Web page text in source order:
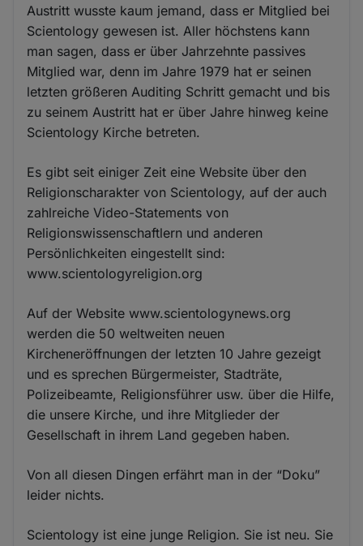
Austritt wusste kaum jemand, dass er Mitglied bei
Scientology gewesen ist. Aller höchstens kann
man sagen, dass er über Jahrzehnte passives
Mitglied war, denn im Jahre 1979 hat er seinen
letzten größeren Auditing Schritt gemacht und bis
zu seinem Austritt hat er über Jahre hinweg keine
Scientology Kirche betreten.
Es gibt seit einiger Zeit eine Website über den
Religionscharakter von Scientology, auf der auch
zahlreiche Video-Statements von
Religionswissenschaftlern und anderen
Persönlichkeiten eingestellt sind:
www.scientologyreligion.org
Auf der Website www.scientologynews.org
werden die 50 weltweiten neuen
Kircheneröffnungen der letzten 10 Jahre gezeigt
und es sprechen Bürgermeister, Stadträte,
Polizeibeamte, Religionsführer usw. über die Hilfe,
die unsere Kirche, und ihre Mitglieder der
Gesellschaft in ihrem Land gegeben haben.
Von all diesen Dingen erfährt man in der “Doku”
leider nichts.
Scientology ist eine junge Religion. Sie ist neu. Sie